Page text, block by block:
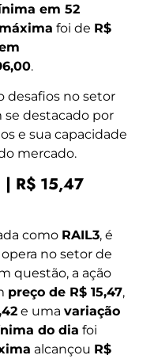
em 52
máxima foi de R$
.
desafios no setor
se destacado por
e sua capacidade
mercado.
| R$ 15,47
como RAIL3, é
no setor de
questão, a ação
preço de R$ 15,47,
e uma variação
do dia foi
alcançou R$